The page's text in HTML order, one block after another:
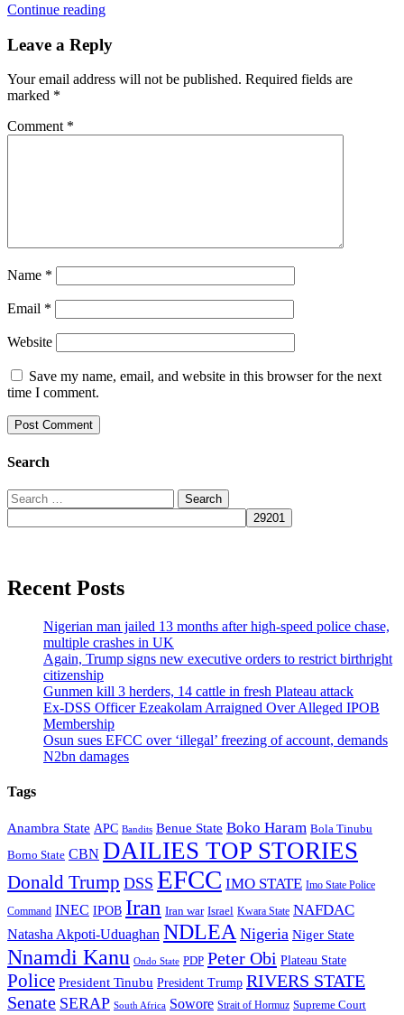
Continue reading
Leave a Reply
Your email address will not be published. Required fields are
marked *
Comment *
Name *
Email *
Website
Save my name, email, and website in this browser for the next
time I comment.
Search
Recent Posts
Nigerian man jailed 13 months after high-speed police chase,
multiple crashes in UK
Again, Trump signs new executive orders to restrict birthright
citizenship
Gunmen kill 3 herders, 14 cattle in fresh Plateau attack
Ex-DSS Officer Ezeakolam Arraigned Over Alleged IPOB
Membership
Osun sues EFCC over ‘illegal’ freezing of account, demands
N2bn damages
Tags
Anambra State APC Bandits Benue State Boko Haram Bola Tinubu
Borno State CBN DAILIES TOP STORIES
Donald Trump DSS EFCC IMO STATE Imo State Police
Command INEC IPOB Iran Iran war Israel Kwara State NAFDAC
Natasha Akpoti-Uduaghan NDLEA Nigeria Niger State
Nnamdi Kanu Ondo State PDP Peter Obi Plateau State
Police President Tinubu President Trump RIVERS STATE
Senate SERAP South Africa Sowore Strait of Hormuz Supreme Court